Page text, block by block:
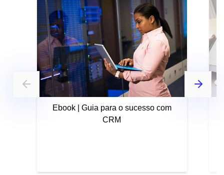
Ebook | Guia para o sucesso com
CRM